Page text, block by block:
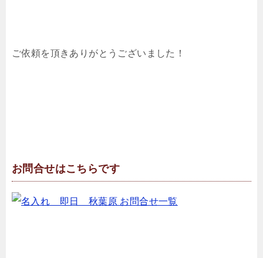
ご依頼を頂きありがとうございました！
お問合せはこちらです